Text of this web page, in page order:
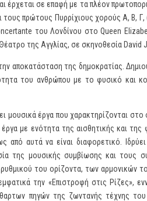
έρχεται σε επαφή με τα πλέον
πρώτους Πυρρίχιους χορούς Α, Β,
του Λονδίνου στο Queen
της Αγγλίας, σε σκηνοθεσία David
αποκατάσταση της δημοκρατίας.
του ανθρώπου με το φυσικό και
μουσικά έργα που χαρακτηρίζονται
με ενότητα της αισθητικής και της
αυτά να είναι διαφορετικό.
της μουσικής συμβίωσης και τους
του ορίζοντα, των αρμονικών
την «Επιστροφή στις Ρίζες»,
πηγών της ζωντανής τέχνης